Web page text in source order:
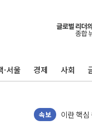
·서울 경제 사회
속보
유럽증시,
미 연준
트럼프,
美 항소
美 고용